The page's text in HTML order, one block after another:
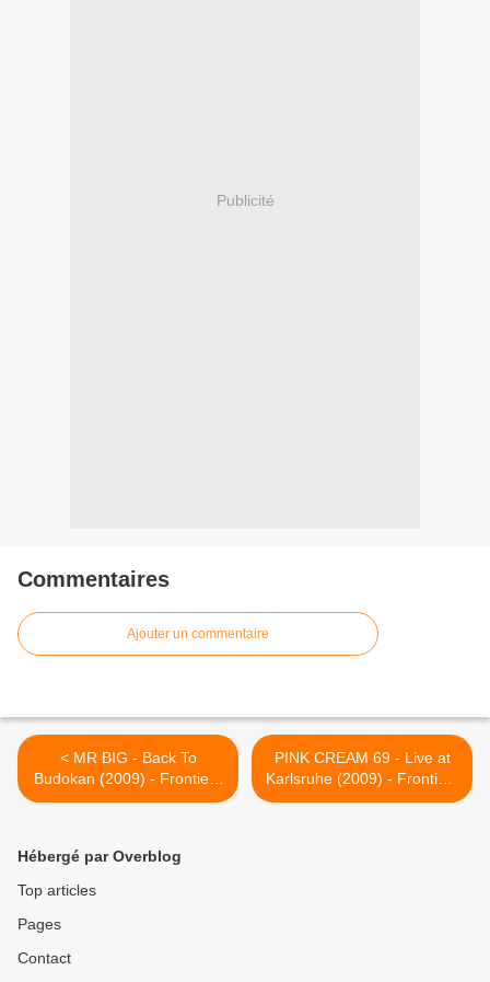
Publicité
Commentaires
Ajouter un commentaire
< MR BIG - Back To
Budokan (2009) - Frontiers
Records
PINK CREAM 69 - Live at
Karlsruhe (2009) - Frontiers
Records >
Hébergé par Overblog
Top articles
Pages
Contact